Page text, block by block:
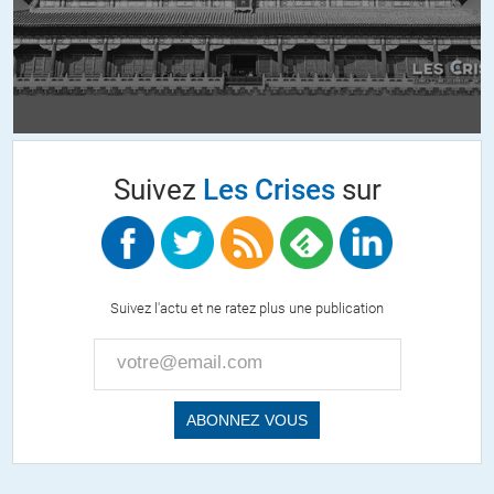
RGT//08.07.2024 à 10h56
Ne venez pas pleurer si vous vous rendez enfin compte que la
ripoux-blique n’est qu’une escroquerie et que voter ne sert qu’à
renforcer la DICTATURE de l’oligarchie, de la CASTE qui détient le
les « simples gueux » (ou « moins que rien », « sans dents » etc.).
démocrassie, au choix) et l’avis des manants n’est pas prise en
compte par les « élites » bouffies de suffisance qui ne veillent qu’à
préserver leurs intérêts de caste.
réellement de forcer les « représentants » à respecter la volonté de
ceux qu’ils sont censé représenter sont ILLÉGAUX : Le mandat
impératif (créé par la Commune de Paris, on a vu le massacre qui a
suivi) et le référendum révocatoire (il ne faut pas rêver).
L’oligarchie sui détient le pouvoir de droit « Divin » ou « républicain »
ne se laissera pas dépouiller de cet avantage (bien mal) acquis et
Suivez Les Crisessur
Suivez l'actu et ne ratez plus une publication